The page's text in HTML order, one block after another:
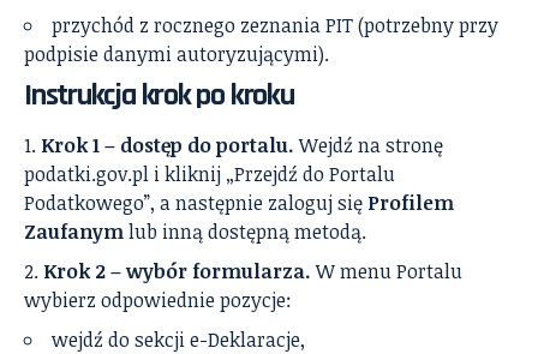
przychód z rocznego zeznania PIT (potrzebny przy
podpisie danymi autoryzującymi).
Instrukcja krok po kroku
Krok 1 – dostęp do portalu.Wejdź na stronę
podatki.gov.pl i kliknij „Przejdź do Portalu
Podatkowego”, a następnie zaloguj się Profilem
Zaufanymlub inną dostępną metodą.
Krok 2 – wybór formularza.W menu Portalu
wybierz odpowiednie pozycje:
wejdź do sekcji e-Deklaracje,